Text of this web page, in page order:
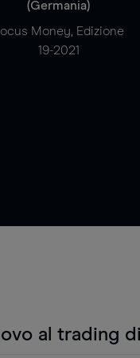
(Germania)
Money, Edizione
19-2021
al trading